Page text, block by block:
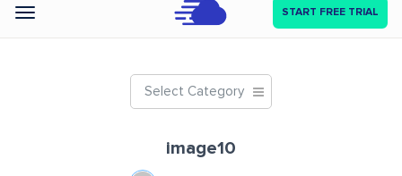
Categories START FREE TRIAL
Select Category
image10